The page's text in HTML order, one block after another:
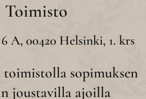
Toimisto
A, 00420 Helsinki, 1. krs
toimistolla sopimuksen
joustavilla ajoilla